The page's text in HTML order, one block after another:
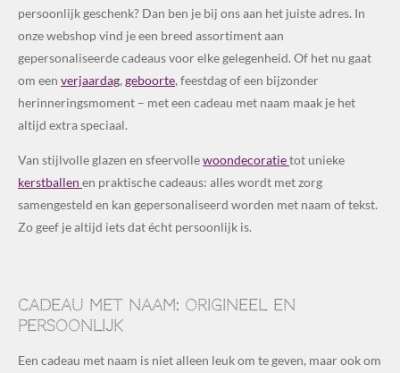
persoonlijk geschenk? Dan ben je bij ons aan het juiste adres. In
onze webshop vind je een breed assortiment aan
gepersonaliseerde cadeaus voor elke gelegenheid. Of het nu gaat
om een verjaardag, geboorte, feestdag of een bijzonder
herinneringsmoment – met een cadeau met naam maak je het
altijd extra speciaal.
Van stijlvolle glazen en sfeervollewoondecoratietot unieke
kerstballen en praktische cadeaus: alles wordt met zorg
samengesteld en kan gepersonaliseerd worden met naam of tekst.
Zo geef je altijd iets dat écht persoonlijk is.
Cadeau met naam: origineel en
persoonlijk
Een cadeau met naam is niet alleen leuk om te geven, maar ook om